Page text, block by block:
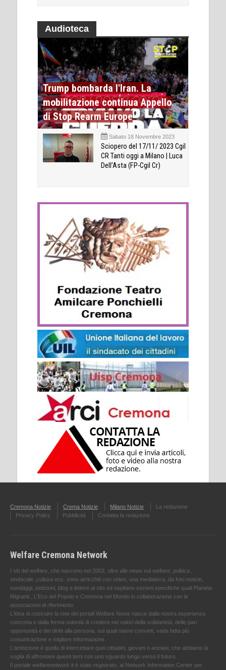
Audioteca
Trump bombarda l'Iran. La
mobilitazione continua Appello
di Stop Rearm Europe
Sabato 18 Novembre 2023
Sciopero del 17/11/ 2023 Cgil
CR Tanti oggi a Milano | Luca
Dell’Asta (FP-Cgil Cr)
Cremona Notizie Crema Notizie Milano Notizie
La redazione
Privacy Policy
Pubblicità Contatta la redazione
Welfare Cremona Network
I siti del welfare, che nascono nel 2002, oltre alle news sul welfare, politica ,
sindacale ,cultura ecc. sono arricchiti con video, una mediateca, da foto notizie,
sondaggi, petizioni, blog e lettere al sito ed ospitano sezioni specifiche quali Pianeta
Migranti , L'Eco del Popolo e Cremona nel Mondo in collaborazione con le
associazioni di riferimento.
L'idea di costruire la rete dei portali Welfare News nasce dalla nostra esperienza
concreta e dalla ferma volontà di credere nei valori della solidarietà, delle pari
opportunità e dei diritti alla persona, sui quali siamo convinti, vada fatta più
comunicazione e migliore informazione.
L'ambizione è quella di intercettare quei cittadini, giovani o anziani, che abbiamo la
voglia di affrontare questi temi con uno sguardo lungo verso il futuro.
Il portale welfarenetwork.it è stato registrato, al Network Information Center per